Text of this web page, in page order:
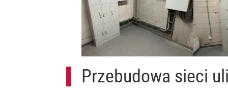
Przebudowa sieci